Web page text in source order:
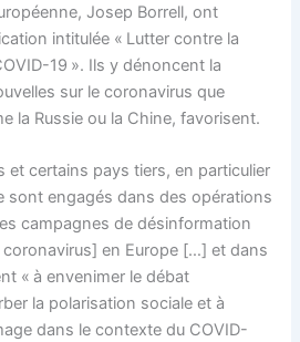
Josep Borrell, ont
intitulée « Lutter contre la
19 ». Ils y dénoncent la
sur le coronavirus que
la Russie ou la Chine, favorisent.
et certains pays tiers, en particulier
sont engagés dans des opérations
campagnes de désinformation
coronavirus] en Europe […] et dans
« à envenimer le débat
la polarisation sociale et à
dans le contexte du COVID-